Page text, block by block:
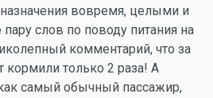
вовремя, целыми и
слов по поводу питания на
комментарий, что за
кормили только 2 раза! А
самый обычный пассажир,